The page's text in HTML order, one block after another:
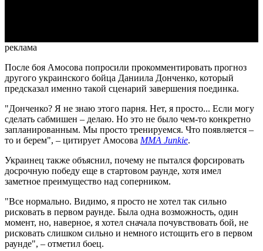
реклама
После боя Амосова попросили прокомментировать прогноз
другого украинского бойца Даниила Донченко, который
предсказал именно такой сценарий завершения поединка.
"Донченко? Я не знаю этого парня. Нет, я просто... Если могу
сделать сабмишен – делаю. Но это не было чем-то конкретно
запланированным. Мы просто тренируемся. Что появляется –
то и берем", – цитирует Амосова MMA Junkie.
Украинец также объяснил, почему не пытался форсировать
досрочную победу еще в стартовом раунде, хотя имел
заметное преимущество над соперником.
"Все нормально. Видимо, я просто не хотел так сильно
рисковать в первом раунде. Была одна возможность, один
момент, но, наверное, я хотел сначала почувствовать бой, не
рисковать слишком сильно и немного истощить его в первом
раунде", – отметил боец.